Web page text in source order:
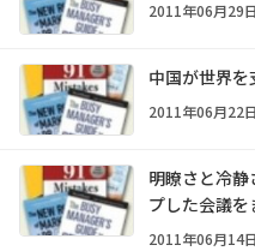
2011年06月29
中国が世界
2011年06月22
明瞭さと冷静
プした会議
2011年06月14